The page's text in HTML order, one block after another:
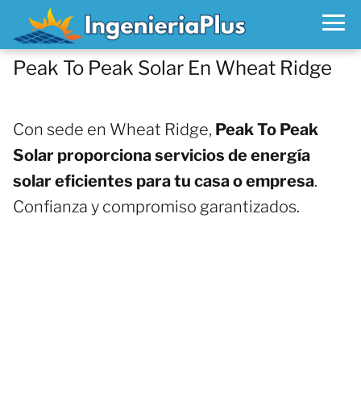
Peak To Peak Solar En Wheat Ridge
Con sede en Wheat Ridge, Peak To Peak
Solar proporciona servicios de energía
solar eficientes para tu casa o empresa.
Confianza y compromiso garantizados.